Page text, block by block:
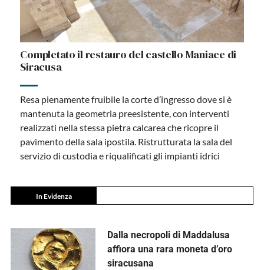
Completato il restauro del castello Maniace di
Siracusa
Resa pienamente fruibile la corte d’ingresso dove si è
mantenuta la geometria preesistente, con interventi
realizzati nella stessa pietra calcarea che ricopre il
pavimento della sala ipostila. Ristrutturata la sala del
servizio di custodia e riqualificati gli impianti idrici
In Evidenza
Dalla necropoli di Maddalusa
affiora una rara moneta d’oro
siracusana